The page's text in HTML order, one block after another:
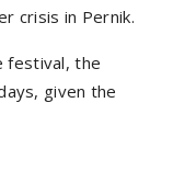
crisis in Pernik.
festival, the
given the